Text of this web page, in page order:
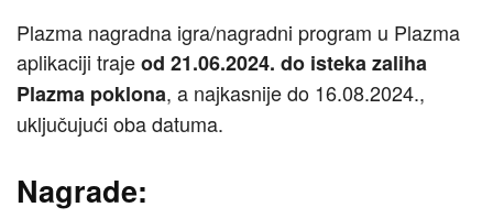
Plazma nagradna igra/nagradni program u Plazma
aplikaciji trajeod 21.06.2024. do isteka zaliha
Plazma poklona, a najkasnije do 16.08.2024.,
uključujući oba datuma.
Nagrade: